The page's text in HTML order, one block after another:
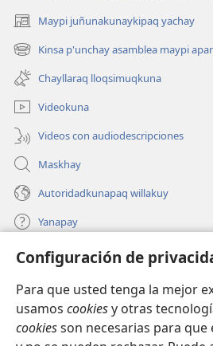
Configuración de
Para que usted tenga la mejor
usamos cookiesy otras
cookiesson necesarias para
Maypi juñunakunaykipaq yachay
(abre
una
nueva
ventana)
Kinsa p'unchay asamblea maypi
(abre
una
nueva
ventana)
Chayllaraq lloqsimuqkuna
Videokuna
Videos con audiodescripciones
Maskhay
Autoridadkunapaq willakuy
Yanapay
Donacionta churanapaq
una
nueva
ventana)
INTERNETPI QELQANCHISKUNA
(abre
una
JW Hub